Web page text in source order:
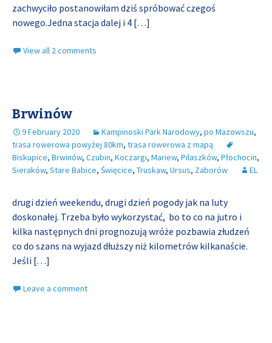
zachwyciło postanowiłam dziś spróbować czegoś
nowego.Jedna stacja dalej i 4 […]
View all 2 comments
Brwinów
9 February 2020 Kampinoski Park Narodowy, po Mazowszu,
trasa rowerowa powyżej 80km, trasa rowerowa z mapą
Biskupice, Brwinów, Czubin, Koczargi, Mariew, Pilaszków, Płochocin,
Sieraków, Stare Babice, Święcice, Truskaw, Ursus, Zaborów EL
drugi dzień weekendu, drugi dzień pogody jak na luty
doskonałej. Trzeba było wykorzystać, bo to co na jutro i
kilka następnych dni prognozują wróże pozbawia złudzeń
co do szans na wyjazd dłuższy niż kilometrów kilkanaście.
Jeśli […]
Leave a comment